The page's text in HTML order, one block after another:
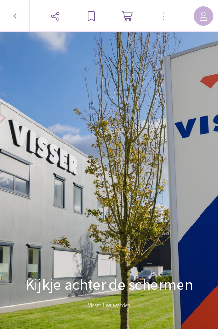
Kijkje achter de schermen
Visser Leeuwarden